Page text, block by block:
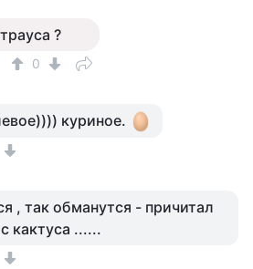
?
0
куриное.
, так обманутся - причитал
кактуса ......